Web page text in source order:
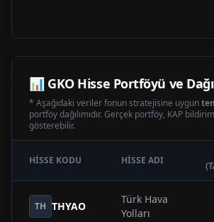
📊 GKOHisse Portföyü ve
* Aşağıdaki veriler fonun stratejisine uygun
portföy dağılımıdır. Gerçek portföy, KAP
gösterebilir.
HISSE KODU HISSE ADI
TH THYAO
Türk Hava
Yolları